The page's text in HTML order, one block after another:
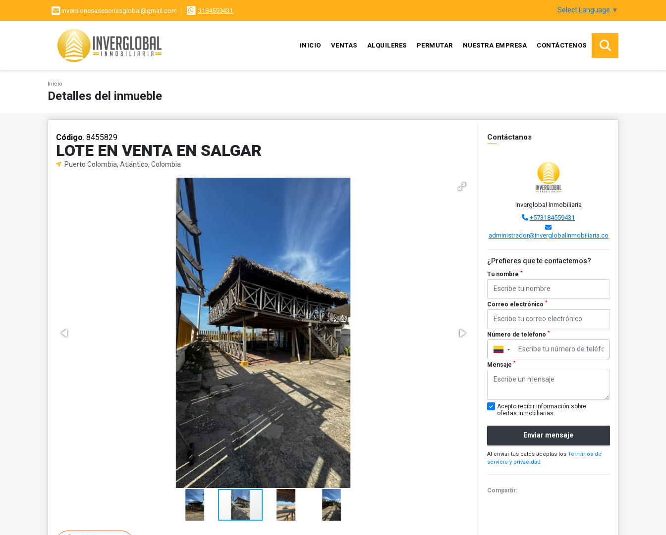
inversionesasesoriasglobal@gmail.com 3184559431 Select Language ▼
INICIO VENTAS ALQUILERES PERMUTAR NUESTRA EMPRESA CONTÁCTENOS
Inicio
Detalles del inmueble
Código. 8455829
LOTE EN VENTA EN SALGAR
Puerto Colombia, Atlántico, Colombia
Contáctanos
Inverglobal Inmobiliaria
+573184559431
administrador@inverglobalinmobiliaria.co
¿Prefieres que te contactemos?
Tu nombre *
Correo electrónico *
Número de teléfono *
▼
Mensaje *
Acepto recibir información sobre
ofertas inmobiliarias
Enviar mensaje
Al enviar tus datos aceptas los Términos de
servicio y privacidad
Compartir: